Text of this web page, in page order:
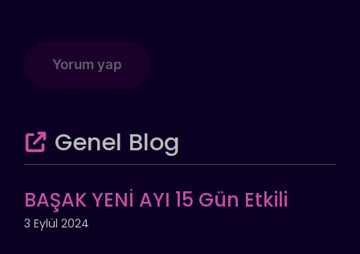
Genel Blog
BAŞAK YENİ AYI 15 Gün Etkili
3 Eylül 2024